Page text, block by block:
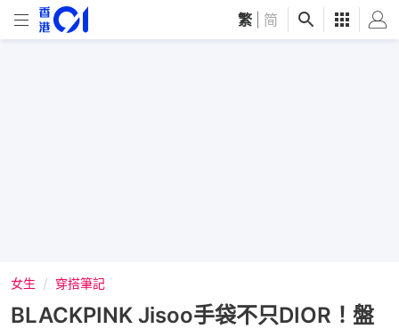
繁 简
女生 穿搭筆記
BLACKPINK Jisoo手袋不只DIOR！盤